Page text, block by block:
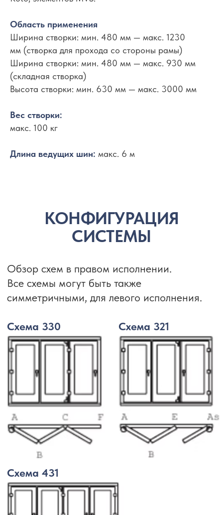
Область применения
Ширина створки: мин. 480 мм — макс. 1230
мм (створка для прохода со стороны рамы)
Ширина створки: мин. 480 мм — макс. 930 мм
(складная створка)
Высота створки: мин. 630 мм — макс. 3000 мм
Вес створки:
макс. 100 кг
Длина ведущих шин: макс. 6 м
1 – общее число створок
2 – общее число створок с левым
открыванием
открыванием
Схема 761
Схема 770
СТАНДАРТНАЯ СХЕМА СБОРКИ